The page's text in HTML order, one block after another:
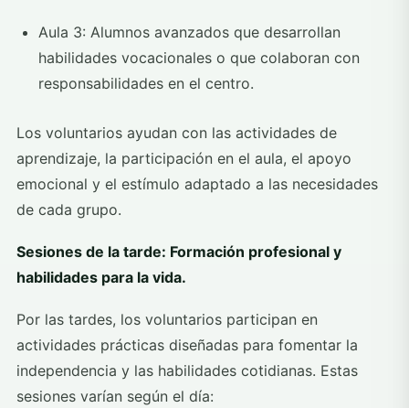
Aula 3: Alumnos avanzados que desarrollan
habilidades vocacionales o que colaboran con
responsabilidades en el centro.
Los voluntarios ayudan con las actividades de
aprendizaje, la participación en el aula, el apoyo
emocional y el estímulo adaptado a las necesidades
de cada grupo.
Sesiones de la tarde: Formación profesional y
habilidades para la vida.
Por las tardes, los voluntarios participan en
actividades prácticas diseñadas para fomentar la
independencia y las habilidades cotidianas. Estas
sesiones varían según el día: